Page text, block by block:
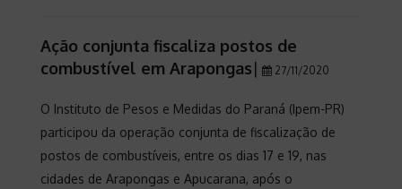
Ação conjunta fiscaliza postos de
combustível em Arapongas| 27/11/2020
O Instituto de Pesos e Medidas do Paraná (Ipem-PR)
participou da operação conjunta de fiscalização de
postos de combustíveis, entre os dias 17 e 19, nas
cidades de Arapongas e Apucarana, após o